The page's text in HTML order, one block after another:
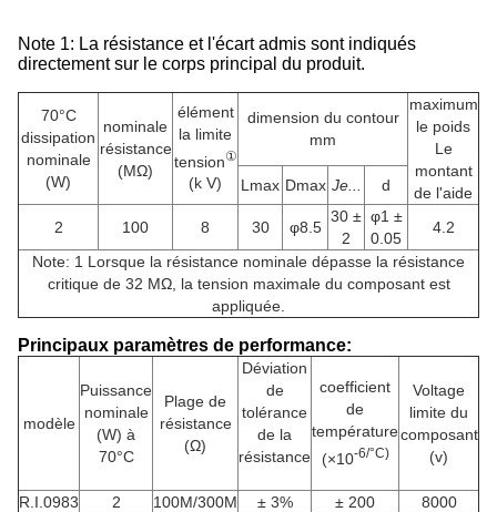
Note 1: La résistance et l'écart admis sont indiqués
directement sur le corps principal du produit.
70°C
dissipation
nominale
(W)
nominale
résistance
(MΩ)
élément
la limite
tension①
(k V)
dimension du contour
mm
maximum
le poids
Le
montant
de l'aide
Lmax Dmax Je... d
2 100 8 30 φ8.5
30 ±
2
φ1 ±
0.05
4.2
Note: 1 Lorsque la résistance nominale dépasse la résistance
critique de 32 MΩ, la tension maximale du composant est
appliquée.
Principaux paramètres de performance:
modèle
Puissance
nominale
(W) à
70°C
Plage de
résistance
(Ω)
Déviation
de
tolérance
de la
résistance
coefficient
de
température
(×10-6/°C)
Voltage
limite du
composant
(v)
R.I.0983 2 100M/300M ± 3% ± 200 8000